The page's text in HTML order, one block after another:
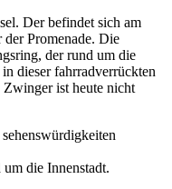
Der befindet sich am
Promenade. Die
der rund um die
dieser fahrradverrückten
ist heute nicht
die Innenstadt.